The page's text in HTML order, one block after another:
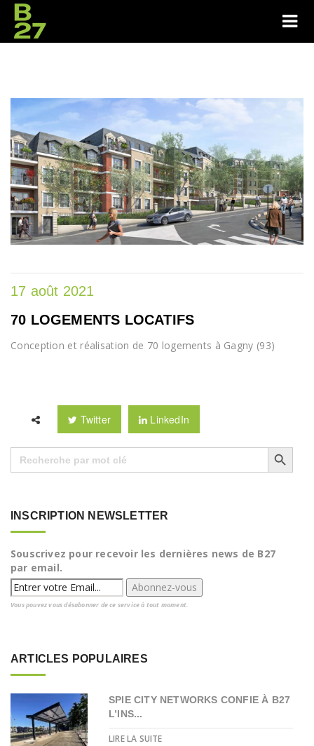
17 août 2021
70 LOGEMENTS LOCATIFS
Conception et réalisation de 70 logements à Gagny (93)
Twitter LinkedIn
Search
for:
Search Button
INSCRIPTION NEWSLETTER
Souscrivez pour recevoir les dernières news de B27
par email.
Vous pouvez vous désabonner de ce service à tout moment.
ARTICLES POPULAIRES
SPIE CITY NETWORKS CONFIE À B27
L’INS...
LIRE LA SUITE